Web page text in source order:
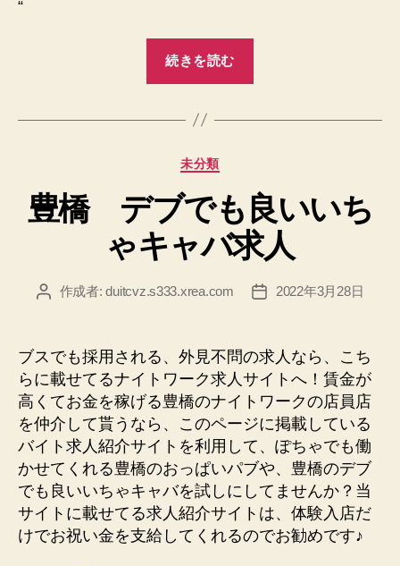
“
続きを読む
同
し
ラ
ウ
ン
ジ
カ
ゴ
リ
ー
未分類
豊橋 デブでも良いいち
ゃキャバ求人
投 作成者:duitcvz.s333.xrea.com
投
2022年3月28日
ブスでも採用される、外見不問の求人なら、こち
らに載せてるナイトワーク求人サイトへ！賃金が
高くてお金を稼げる豊橋のナイトワークの店員店
を仲介して貰うなら、このページに掲載している
バイト求人紹介サイトを利用して、ぽちゃでも働
かせてくれる豊橋のおっぱいパブや、豊橋のデブ
でも良いいちゃキャバを試しにしてませんか？当
サイトに載せてる求人紹介サイトは、体験入店だ
けでお祝い金を支給してくれるのでお勧めです♪